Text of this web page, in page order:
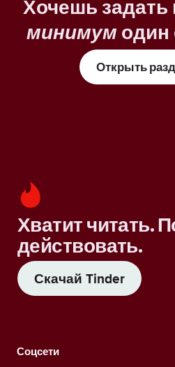
Хочешь задать
минимум один
Открыть
Хватит читать.
действовать.
Скачай Tinder
Соцсети